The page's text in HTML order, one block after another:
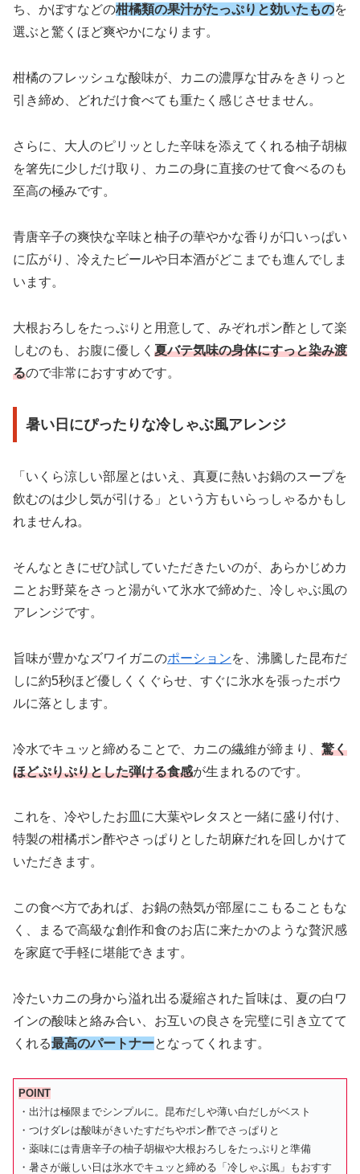
ち、かぼすなどの柑橘類の果汁がたっぷりと効いたものを
選ぶと驚くほど爽やかになります。
柑橘のフレッシュな酸味が、カニの濃厚な甘みをきりっと
引き締め、どれだけ食べても重たく感じさせません。
さらに、大人のピリッとした辛味を添えてくれる柚子胡椒
を箸先に少しだけ取り、カニの身に直接のせて食べるのも
至高の極みです。
青唐辛子の爽快な辛味と柚子の華やかな香りが口いっぱい
に広がり、冷えたビールや日本酒がどこまでも進んでしま
います。
大根おろしをたっぷりと用意して、みぞれポン酢として楽
しむのも、お腹に優しく 夏バテ気味の身体にすっと染み渡
るので非常におすすめです。
暑い日にぴったりな冷しゃぶ風アレンジ
「いくら涼しい部屋とはいえ、真夏に熱いお鍋のスープを
飲むのは少し気が引ける」という方もいらっしゃるかもし
れませんね。
そんなときにぜひ試していただきたいのが、あらかじめカ
ニとお野菜をさっと湯がいて氷水で締めた、冷しゃぶ風の
アレンジです。
旨味が豊かなズワイガニのポーションを、沸騰した昆布だ
しに約5秒ほど優しくくぐらせ、すぐに氷水を張ったボウ
ルに落とします。
冷水でキュッと締めることで、カニの繊維が締まり、 驚く
ほどぷりぷりとした弾ける食感が生まれるのです。
これを、冷やしたお皿に大葉やレタスと一緒に盛り付け、
特製の柑橘ポン酢やさっぱりとした胡麻だれを回しかけて
いただきます。
この食べ方であれば、お鍋の熱気が部屋にこもることもな
く、まるで高級な創作和食のお店に来たかのような贅沢感
を家庭で手軽に堪能できます。
冷たいカニの身から溢れ出る凝縮された旨味は、夏の白ワ
インの酸味と絡み合い、お互いの良さを完璧に引き立てて
くれる最高のパートナーとなってくれます。
POINT
・出汁は極限までシンプルに。昆布だしや薄い白だしがベスト
・つけダレは酸味がきいたすだちやポン酢でさっぱりと
・薬味には青唐辛子の柚子胡椒や大根おろしをたっぷりと準備
・暑さが厳しい日は氷水でキュッと締める「冷しゃぶ風」もおすす